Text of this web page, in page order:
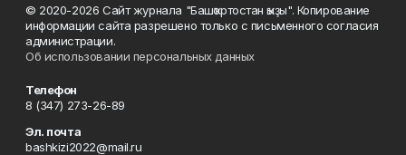
© 2020-2026 Сайт журнала "Башҡортостан ҡыҙы". Копирование
информации сайта разрешено только с письменного согласия
администрации.
Об использовании персональных данных
Телефон
8 (347) 273-26-89
Эл. почта
bashkizi2022@mail.ru